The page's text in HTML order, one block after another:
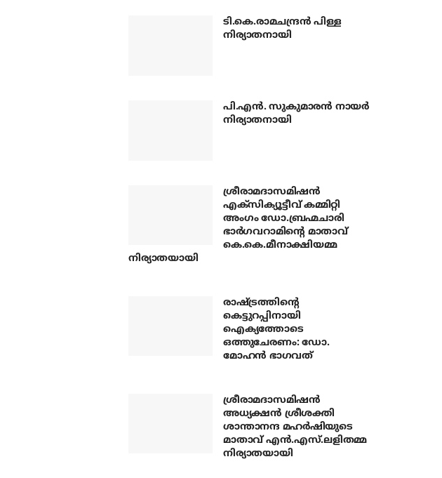
ടി.കെ.രാമചന്ദ്രന്‍ പിള്ള
നിര്യാതനായി
പി.എന്‍. സുകുമാരന്‍ നായര്‍
നിര്യാതനായി
ശ്രീരാമദാസമിഷന്‍
എക്‌സിക്യൂട്ടീവ് കമ്മിറ്റി
അംഗം ഡോ.ബ്രഹ്മചാരി
ഭാര്‍ഗവറാമിന്റെ മാതാവ്
കെ.കെ.മീനാക്ഷിയമ്മ
നിര്യാതയായി
രാഷ്ട്രത്തിന്റെ
കെട്ടുറപ്പിനായി
ഐക്യത്തോടെ
ഒത്തുചേരണം: ഡോ.
മോഹന്‍ ഭാഗവത്
ശ്രീരാമദാസമിഷന്‍
അധ്യക്ഷന്‍ ശ്രീശക്തി
ശാന്താനന്ദ മഹര്‍ഷിയുടെ
മാതാവ് എന്‍.എസ്.ലളിതമ്മ
നിര്യാതയായി